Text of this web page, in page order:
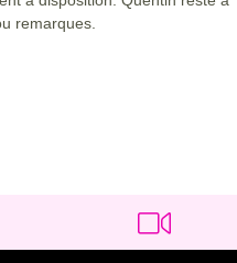
remarques.